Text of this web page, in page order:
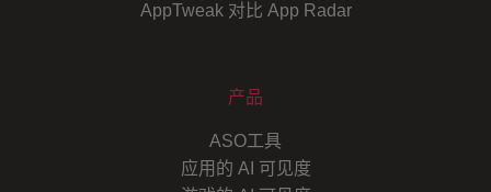
AppTweak 对比 App Radar
产品
ASO工具
应用的 AI 可见度